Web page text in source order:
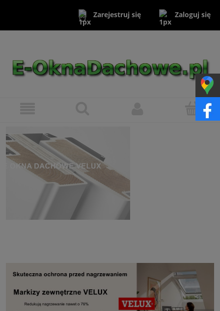
Zarejestruj się Zaloguj się